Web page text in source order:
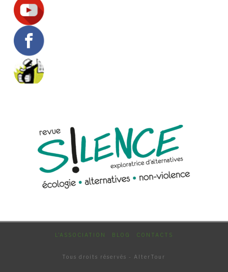
L’ASSOCIATION BLOG CONTACTS
Tous droits réservés - AlterTour